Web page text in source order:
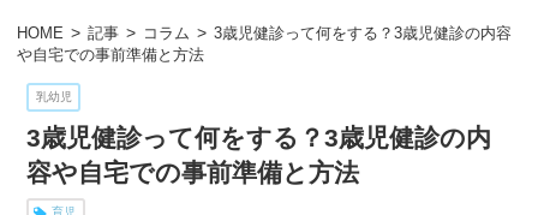
HOME 記事 コラム
3歳児健診って何をする？3歳児健診の内容
や自宅での事前準備と方法
乳幼児
3歳児健診って何をする？3歳児健診の内
容や自宅での事前準備と方法
育児